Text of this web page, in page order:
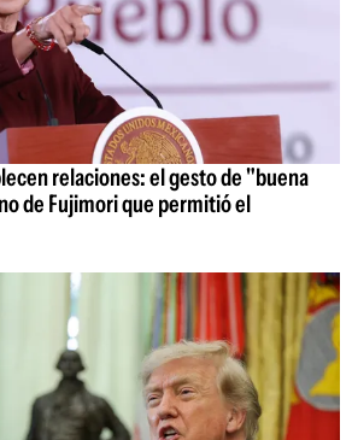
relaciones: el gesto de "buena
de Fujimori que permitió el